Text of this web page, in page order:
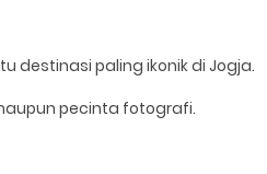
destinasi paling ikonik di Jogja.
pecinta fotografi.